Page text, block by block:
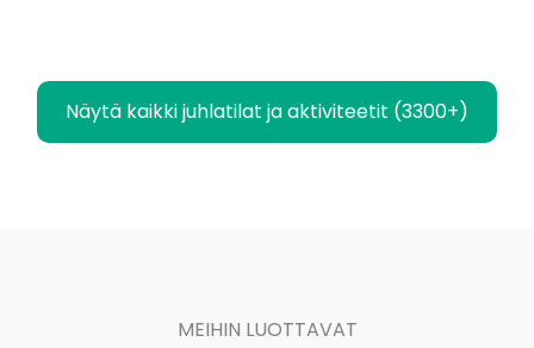
Näytä kaikki juhlatilat ja aktiviteetit (3300+)
MEIHIN LUOTTAVAT